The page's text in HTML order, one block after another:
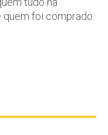
quem foi comprado